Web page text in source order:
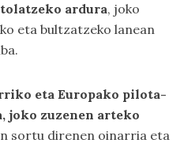
ardura, joko
eta bultzatzeko lanean
eta Europako pilota-
joko zuzenen arteko
sortu direnen oinarria eta